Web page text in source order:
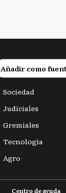
Añadir como
Sociedad
Judiciales
Gremiales
Tecnología
Agro
Centro de ayuda